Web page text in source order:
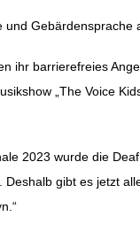
Gebärdensprache
ihr barrierefreies
„The Voice
2023 wurde die
gibt es jetzt